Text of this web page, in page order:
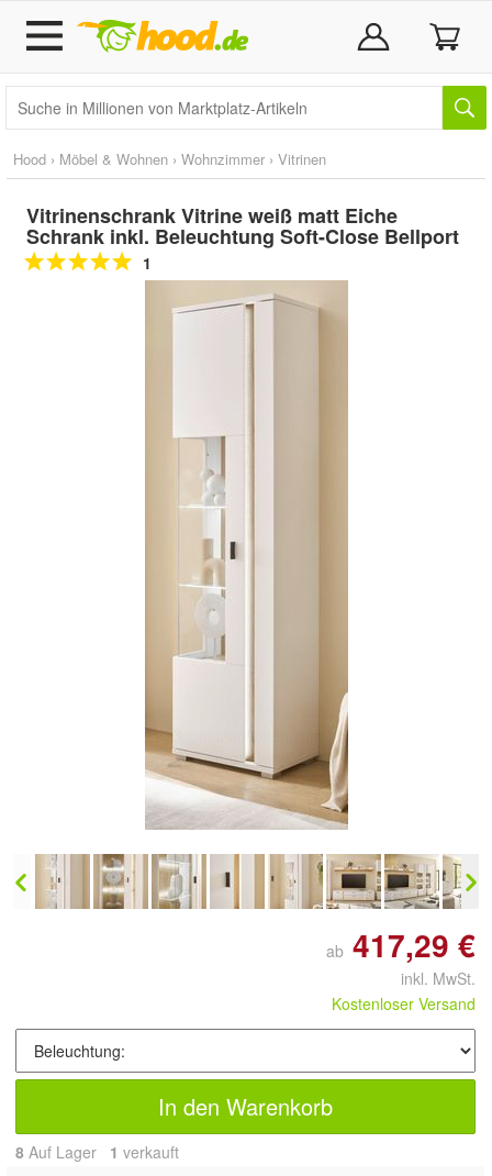
Hood › Möbel & Wohnen › Wohnzimmer › Vitrinen
Vitrinenschrank Vitrine weiß matt Eiche
Schrank inkl. Beleuchtung Soft-Close Bellport
1
ab 417,29 €
inkl. MwSt.
Kostenloser Versand
In den Warenkorb
8 Auf Lager 1 verkauft